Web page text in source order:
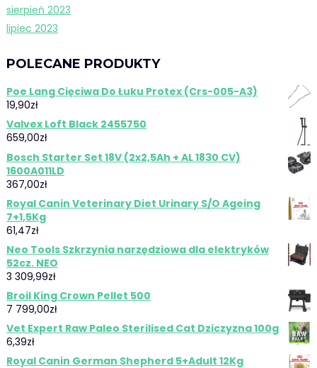
sierpień 2023
lipiec 2023
POLECANE PRODUKTY
Poe Lang Cięciwa Do Łuku Protex (Crs-005-A3)
19,90zł
Valvex Loft Black 2455750
659,00zł
Bosch Starter Set 18V (2x2,5Ah + AL 1830 CV)
1600A011LD
367,00zł
Royal Canin Veterinary Diet Urinary S/O Ageing
7+1,5Kg
61,47zł
Neo Tools Szkrzynia narzędziowa dla elektryków
52cz. NEO
3 309,99zł
Broil King Crown Pellet 500
7 799,00zł
Vet Expert Raw Paleo Sterilised Cat Dziczyzna 100g
6,39zł
Royal Canin German Shepherd 5+Adult 12Kg